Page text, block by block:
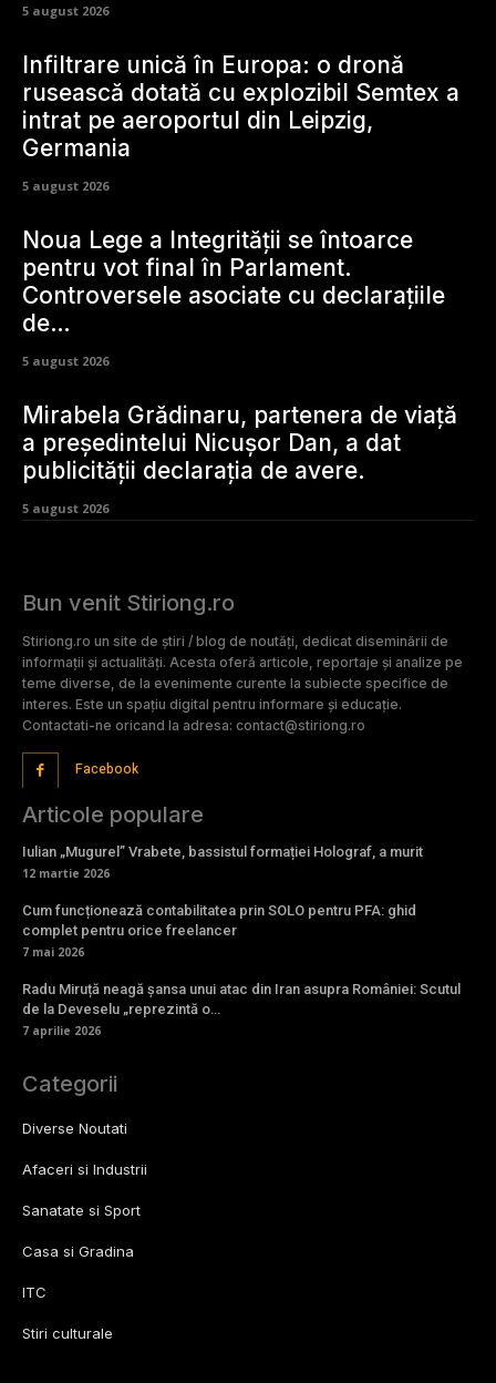
5 august 2026
Infiltrare unică în Europa: o dronă
rusească dotată cu explozibil Semtex a
intrat pe aeroportul din Leipzig,
Germania
5 august 2026
Noua Lege a Integrității se întoarce
pentru vot final în Parlament.
Controversele asociate cu declarațiile
de…
5 august 2026
Mirabela Grădinaru, partenera de viață
a președintelui Nicușor Dan, a dat
publicității declarația de avere.
5 august 2026
Bun venit Stiriong.ro
Stiriong.ro un site de știri / blog de noutăți, dedicat diseminării de
informații și actualități. Acesta oferă articole, reportaje și analize pe
teme diverse, de la evenimente curente la subiecte specifice de
interes. Este un spațiu digital pentru informare și educație.
Contactati-ne oricand la adresa: contact@stiriong.ro
Facebook
Articole populare
Iulian „Mugurel” Vrabete, bassistul formației Holograf, a murit
12 martie 2026
Cum funcționează contabilitatea prin SOLO pentru PFA: ghid
complet pentru orice freelancer
7 mai 2026
Radu Miruță neagă șansa unui atac din Iran asupra României: Scutul
de la Deveselu „reprezintă o…
7 aprilie 2026
Categorii
Diverse Noutati
Afaceri si Industrii
Sanatate si Sport
Casa si Gradina
ITC
Stiri culturale